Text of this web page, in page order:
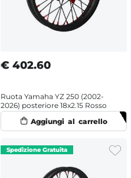
€ 402.60
Ruota Yamaha YZ 250 (2002-
2026) posteriore 18x2.15 Rosso